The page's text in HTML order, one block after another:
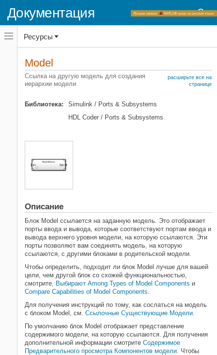
Документация
Переключатель
навигационного
меню
переключатель
навигационного
Simulink
Основы окружения Simulink
Порты и подсистемы
моделирование
Проектирование архитектуры модели
Модели - ссылки
Model
НА ЭТОЙ СТРАНИЦЕ
Описание
Порты
Параметры
Примеры модели
Советы
Расширенные возможности
Смотрите также
Ресурсы
Model
Ссылка на другую модель для создания
иерархии модели
расширьте все на
странице
Библиотека:
Simulink / Ports & Subsystems
HDL Coder / Ports & Subsystems
Описание
Блок Model ссылается на заданную модель. Это отображает
порты ввода и вывода, которые соответствуют портам ввода и
вывода верхнего уровня модели, на которую ссылаются. Эти
порты позволяют вам соединять модель, на которую
ссылаются, с другими блоками в родительской модели.
Чтобы определить, подходит ли блок Model лучше для вашей
цели, чем другой блок со схожей функциональностью,
смотрите, Выбирают Among Types of Model Components и
Compare Capabilities of Model Components.
Для получения инструкций по тому, как сослаться на модель
с блоком Model , см. Ссылочные Существующие Модели.
По умолчанию блок Model отображает представление
содержимого модели, на которую ссылаются. Для получения
дополнительной информации смотрите Содержимое
Предварительного просмотра Компонентов модели. Чтобы